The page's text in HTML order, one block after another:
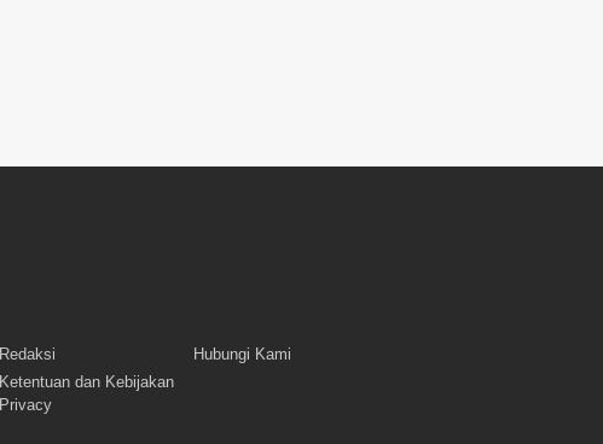
Redaksi
Hubungi Kami
Ketentuan dan Kebijakan
Privacy